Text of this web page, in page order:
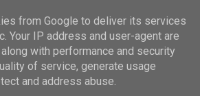
from Google to deliver its services
Your IP address and user-agent are
with performance and security
of service, generate usage
and address abuse.